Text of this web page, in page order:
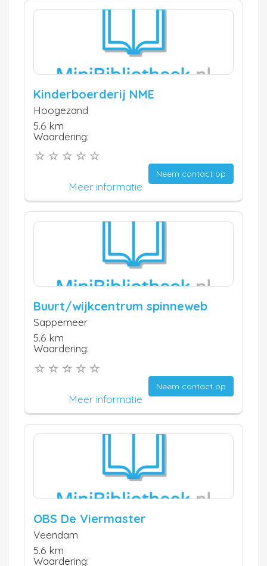
Kinderboerderij NME
Hoogezand
5.6 km
Waardering:
Neem contact op
Meer informatie
Buurt/wijkcentrum spinneweb
Sappemeer
5.6 km
Waardering:
Neem contact op
Meer informatie
OBS De Viermaster
Veendam
5.6 km
Waardering: